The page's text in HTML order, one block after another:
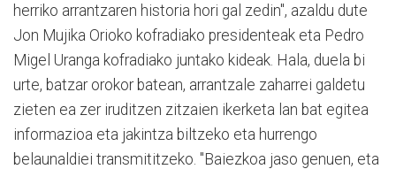
herriko arrantzaren historia hori gal zedin", azaldu dute
Jon Mujika Orioko kofradiako presidenteak eta Pedro
Migel Uranga kofradiako juntako kideak. Hala, duela bi
urte, batzar orokor batean, arrantzale zaharrei galdetu
zieten ea zer iruditzen zitzaien ikerketa lan bat egitea
informazioa eta jakintza biltzeko eta hurrengo
belaunaldiei transmititzeko. "Baiezkoa jaso genuen, eta